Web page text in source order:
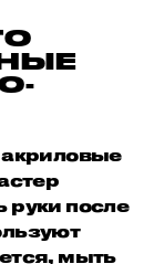
акриловые
руки после
мыть